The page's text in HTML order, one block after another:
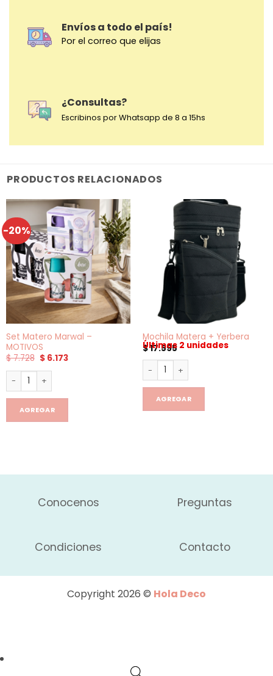
Envíos a todo el país!
Por el correo que elijas
¿Consultas?
Escribinos por Whatsapp de 8 a 15hs
PRODUCTOS RELACIONADOS
-20%
Set Matero Marwal –
MOTIVOS
$7.728 El
precio
original
era:
$ 7.728.
$6.173El
Set Matero Marwal - MOTIVOS cantidad
AGREGAR
Mochila Matera + Yerbera
$17.595
Últimas 2 unidades
Mochila Matera + Yerbera
AGREGAR
Conocenos Preguntas
Condiciones Contacto
Copyright 2026 © Hola Deco